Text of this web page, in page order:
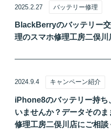
2025.2.27 バッテリー修理
BlackBerryのバッテリー
理のスマホ修理工房二俣川
2024.9.4 キャンペーン紹介
iPhone8のバッテリー持ち
いませんか？データその
修理工房二俣川店にご相談